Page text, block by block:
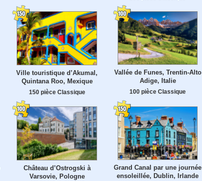
Ville touristique d’Akumal,
Quintana Roo, Mexique
150 pièce Classique
Vallée de Funes, Trentin-Alto
Adige, Italie
100 pièce Classique
Château d’Ostrogski à
Varsovie, Pologne
Grand Canal par une journée
ensoleillée, Dublin, Irlande